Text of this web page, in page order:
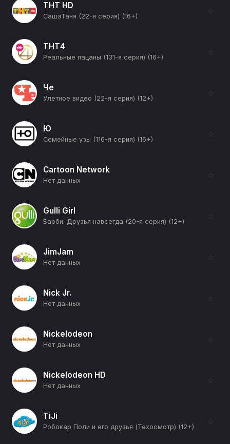
ТНТ HD
СашаТаня (22-я серия) (16+)
☆
ТНТ4
Реальные пацаны (131-я серия) (16+)
☆
Че
Улетное видео (22-я серия) (12+)
☆
Ю
Семейные узы (116-я серия) (16+)
☆
Cartoon Network
Нет данных
☆
Gulli Girl
Барби. Друзья навсегда (20-я серия) (12+)
☆
JimJam
Нет данных
☆
Nick Jr.
Нет данных
☆
Nickelodeon
Нет данных
☆
Nickelodeon HD
Нет данных
☆
TiJi
Робокар Поли и его друзья (Техосмотр) (12+)
☆